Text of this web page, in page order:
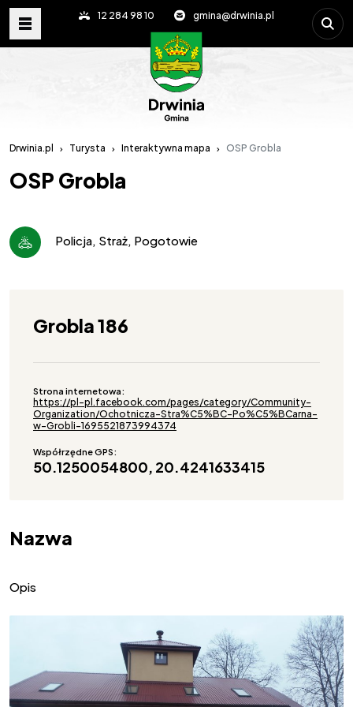
12 284 98 10 gmina@drwinia.pl Wpisz
Drwinia.pl Turysta Interaktywna mapa OSP Grobla
OSP Grobla
Policja, Straż, Pogotowie
Grobla 186
Strona internetowa:
https://pl-pl.facebook.com/pages/category/Community-
Organization/Ochotnicza-Stra%C5%BC-Po%C5%BCarna-
w-Grobli-1695521873994374
Współrzędne GPS:
50.1250054800, 20.4241633415
Nazwa
Opis